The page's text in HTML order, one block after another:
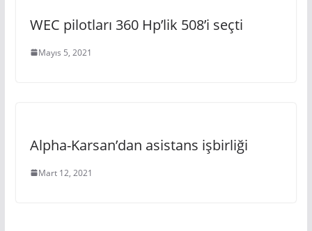
WEC pilotları 360 Hp’lik 508’i seçti
Mayıs 5, 2021
Alpha-Karsan’dan asistans işbirliği
Mart 12, 2021